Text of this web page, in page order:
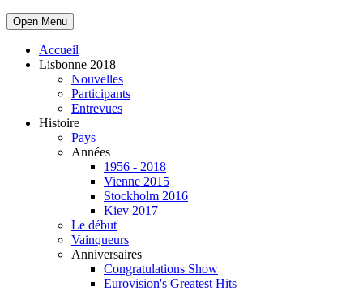
Open Menu
Accueil
Lisbonne 2018
Nouvelles
Participants
Entrevues
Histoire
Pays
Années
1956 - 2018
Vienne 2015
Stockholm 2016
Kiev 2017
Le début
Vainqueurs
Anniversaires
Congratulations Show
Eurovision's Greatest Hits